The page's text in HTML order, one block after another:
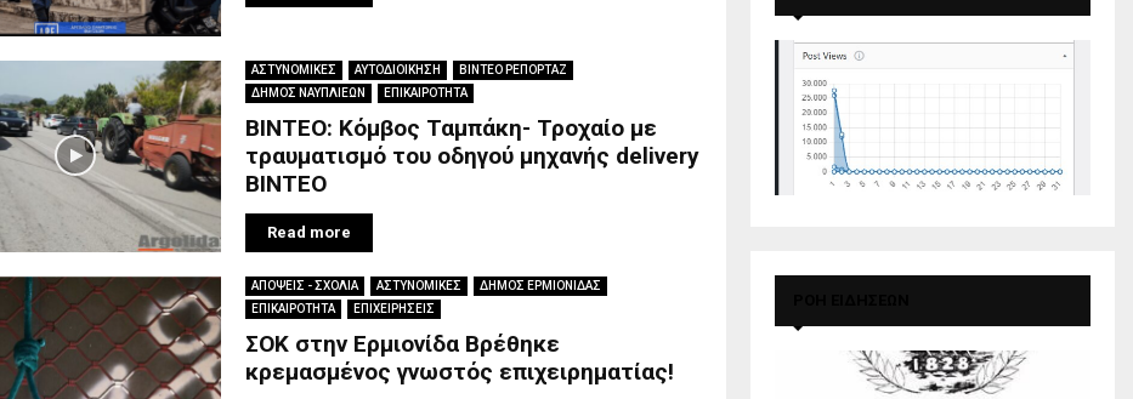
ΑΣΤΥΝΟΜΙΚΕΣ ΑΥΤΟΔΙΟΙΚΗΣΗ
ΒΙΝΤΕΟ ΡΕΠΟΡΤΑΖ
ΔΗΜΟΣ ΝΑΥΠΛΙΕΩΝ
ΕΠΙΚΑΙΡΟΤΗΤΑ
BINTEO: Κόμβος Ταμπάκη- Τροχαίο με
τραυματισμό του οδηγού μηχανής delivery
ΒΙΝΤΕΟ
Read more
ΑΠΟΨΕΙΣ - ΣΧΟΛΙΑ ΑΣΤΥΝΟΜΙΚΕΣ
ΔΗΜΟΣ ΕΡΜΙΟΝΙΔΑΣ
ΕΠΙΚΑΙΡΟΤΗΤΑ
ΕΠΙΧΕΙΡΗΣΕΙΣ
ΣΟΚ στην Ερμιονίδα Βρέθηκε
κρεμασμένος γνωστός επιχειρηματίας!